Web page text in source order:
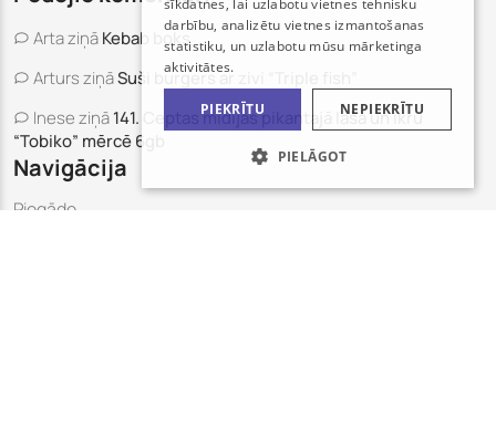
ArtaziņāKebab boks
ArtursziņāSuši burgers ar zivi “Triple fish”
Ineseziņā141. Ceptas mīdijas pikantajā laša un ikru
“Tobiko” mērcē 6gb
Navigācija
Piegāde
sīkdatnes, lai uzlabotu vietnes tehnisku
darbību, analizētu vietnes izmantošanas
statistiku, un uzlabotu mūsu mārketinga
aktivitātes.
PIEKRĪTU NEPIEKRĪTU
PIELĀGOT